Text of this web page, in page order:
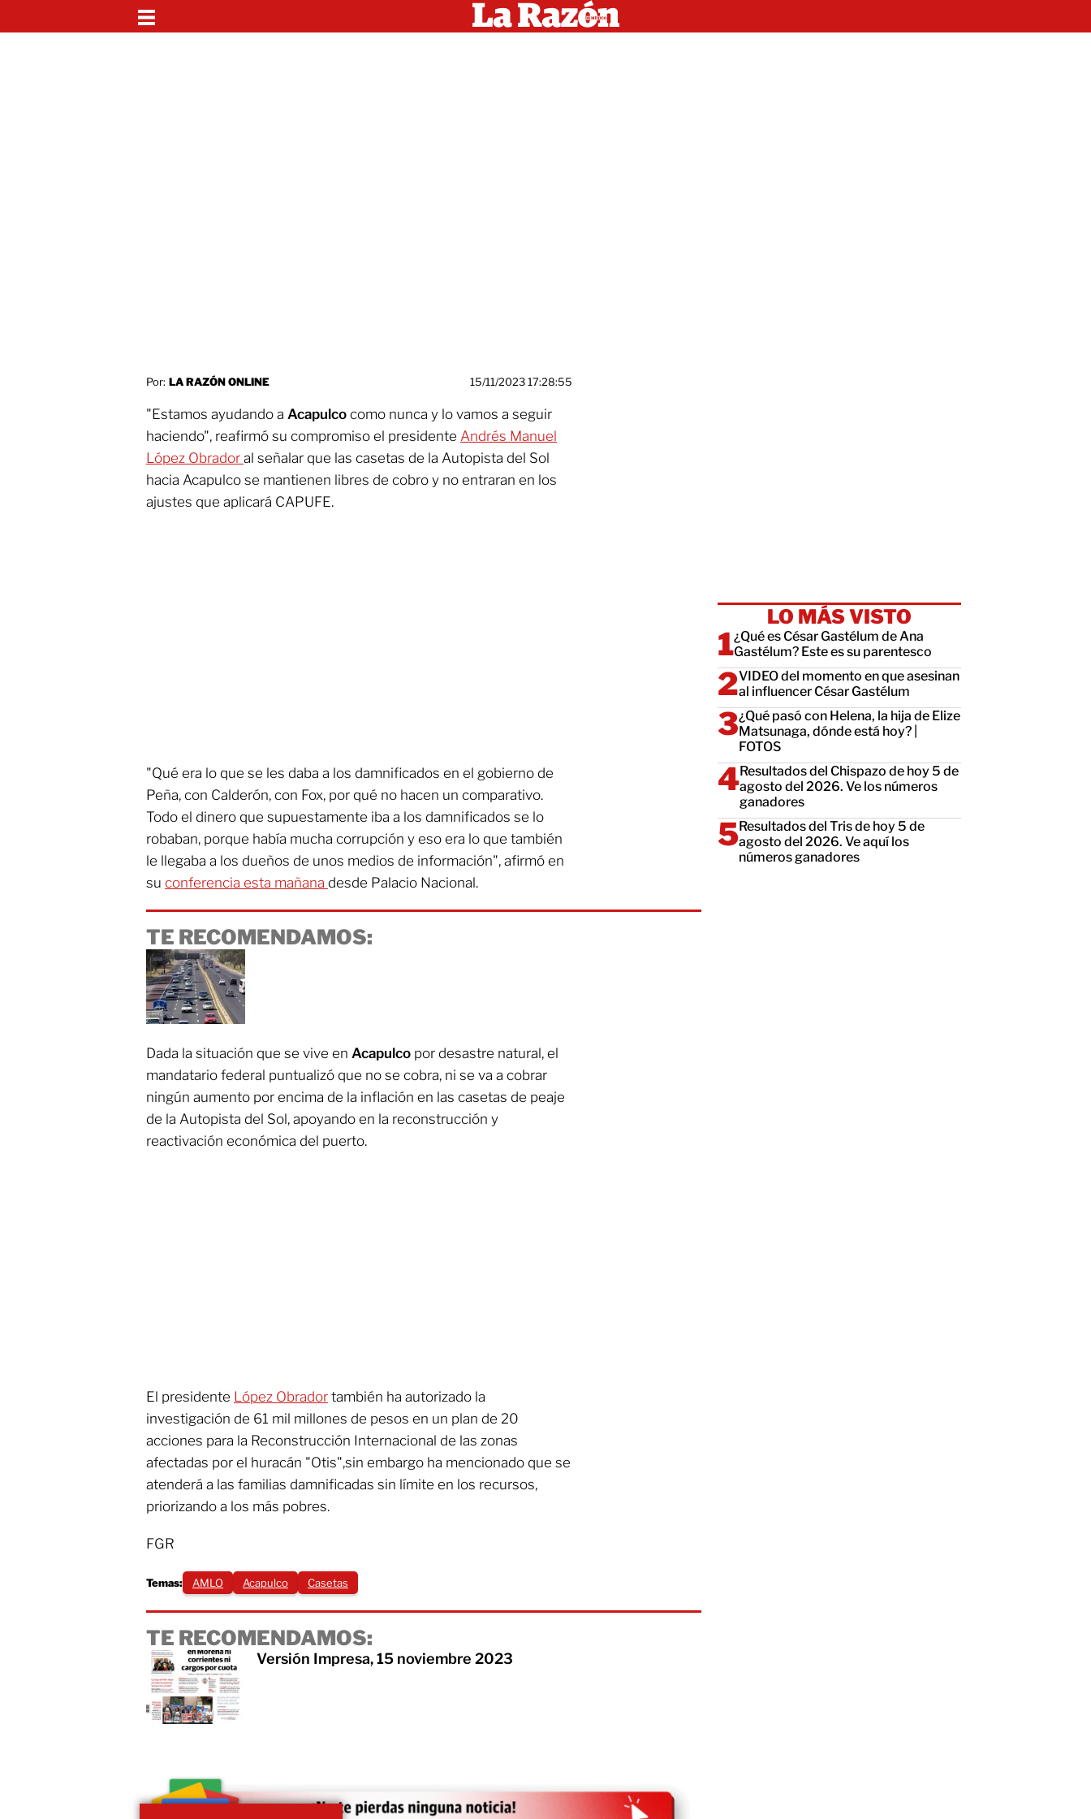
Por: LA RAZÓN ONLINE 15/11/2023 17:28:55
"Estamos ayudando a Acapulco como nunca y lo vamos a seguir
haciendo", reafirmó su compromiso el presidente Andrés Manuel
López Obrador al señalar que las casetas de la Autopista del Sol
hacia Acapulco se mantienen libres de cobro y no entraran en los
ajustes que aplicará CAPUFE.
"Qué era lo que se les daba a los damnificados en el gobierno de
Peña, con Calderón, con Fox, por qué no hacen un comparativo.
Todo el dinero que supuestamente iba a los damnificados se lo
robaban, porque había mucha corrupción y eso era lo que también
le llegaba a los dueños de unos medios de información", afirmó en
su conferencia esta mañana desde Palacio Nacional.
TE RECOMENDAMOS:
Dada la situación que se vive en Acapulco por desastre natural, el
mandatario federal puntualizó que no se cobra, ni se va a cobrar
ningún aumento por encima de la inflación en las casetas de peaje
de la Autopista del Sol, apoyando en la reconstrucción y
reactivación económica del puerto.
El presidente López Obrador también ha autorizado la
investigación de 61 mil millones de pesos en un plan de 20
acciones para la Reconstrucción Internacional de las zonas
afectadas por el huracán "Otis",sin embargo ha mencionado que se
atenderá a las familias damnificadas sin límite en los recursos,
priorizando a los más pobres.
FGR
Temas: AMLO Acapulco Casetas
TE RECOMENDAMOS:
Versión Impresa, 15 noviembre 2023
LO MÁS VISTO
¿Qué es César Gastélum de Ana
Gastélum? Este es su parentesco
VIDEO del momento en que asesinan
al influencer César Gastélum
¿Qué pasó con Helena, la hija de Elize
Matsunaga, dónde está hoy? |
FOTOS
Resultados del Chispazo de hoy 5 de
agosto del 2026. Ve los números
ganadores
Resultados del Tris de hoy 5 de
agosto del 2026. Ve aquí los
números ganadores